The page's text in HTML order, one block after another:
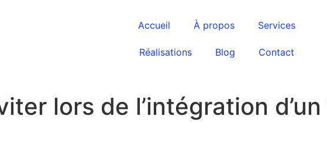
Accueil À propos Services
Réalisations Blog Contact
lors de l’intégration